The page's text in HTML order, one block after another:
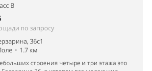
B
по запросу
36с1
• 1.7 км
строения четыре и три этажа это